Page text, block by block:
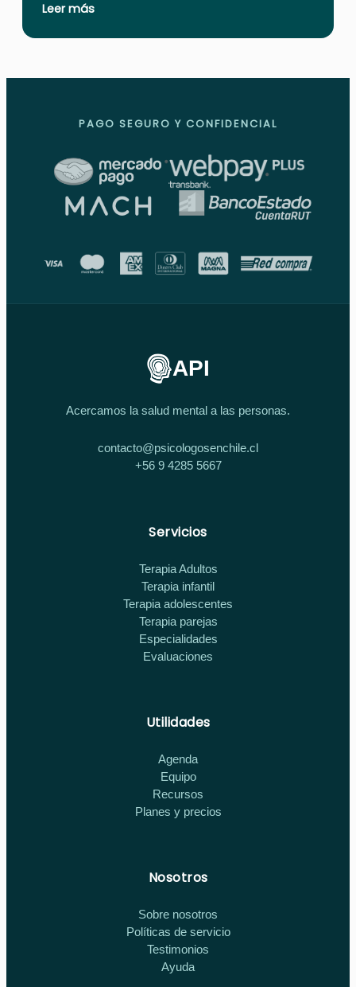
Leer más
PAGO SEGURO Y CONFIDENCIAL
API
Acercamos la salud mental a las personas.
contacto@psicologosenchile.cl
+56 9 4285 5667
Servicios
Terapia Adultos
Terapia infantil
Terapia adolescentes
Terapia parejas
Especialidades
Evaluaciones
Utilidades
Agenda
Equipo
Recursos
Planes y precios
Nosotros
Sobre nosotros
Políticas de servicio
Testimonios
Ayuda